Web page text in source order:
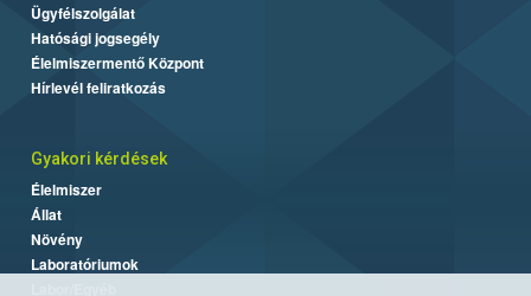
Ügyfélszolgálat
Hatósági jogsegély
Élelmiszermentő Központ
Hírlevél feliratkozás
Gyakori kérdések
Élelmiszer
Állat
Növény
Laboratóriumok